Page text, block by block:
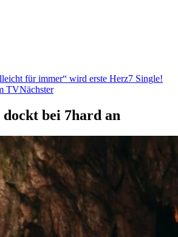
für immer“ wird erste Herz7 Single!
TVNächster
bei 7hard an